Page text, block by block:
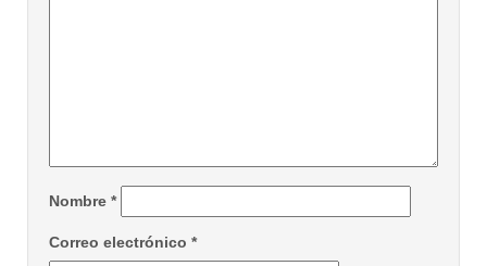
Nombre *
Correo electrónico *